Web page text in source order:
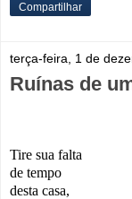
Compartilhar
terça-feira, 1 de
Ruínas de
Tire sua falta
de tempo
desta casa,